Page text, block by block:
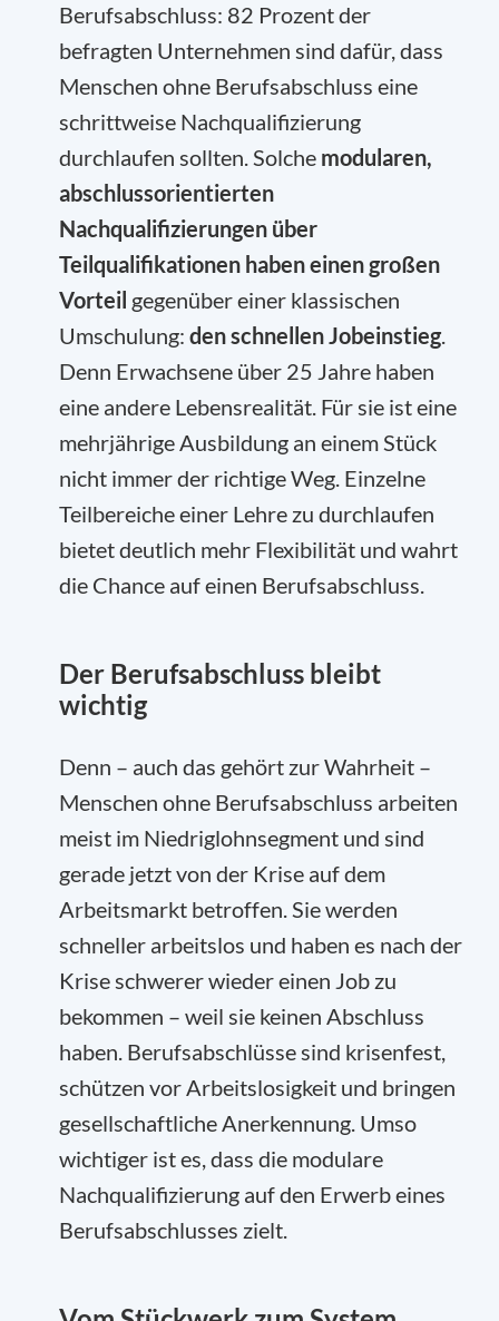
Berufsabschluss: 82 Prozent der
befragten Unternehmen sind dafür, dass
Menschen ohne Berufsabschluss eine
schrittweise Nachqualifizierung
durchlaufen sollten. Solche modularen,
abschlussorientierten
Nachqualifizierungen über
Teilqualifikationen haben einen großen
Vorteil gegenüber einer klassischen
Umschulung: den schnellen Jobeinstieg.
Denn Erwachsene über 25 Jahre haben
eine andere Lebensrealität. Für sie ist eine
mehrjährige Ausbildung an einem Stück
nicht immer der richtige Weg. Einzelne
Teilbereiche einer Lehre zu durchlaufen
bietet deutlich mehr Flexibilität und wahrt
die Chance auf einen Berufsabschluss.
Der Berufsabschluss bleibt
wichtig
Denn – auch das gehört zur Wahrheit –
Menschen ohne Berufsabschluss arbeiten
meist im Niedriglohnsegment und sind
gerade jetzt von der Krise auf dem
Arbeitsmarkt betroffen. Sie werden
schneller arbeitslos und haben es nach der
Krise schwerer wieder einen Job zu
bekommen – weil sie keinen Abschluss
haben. Berufsabschlüsse sind krisenfest,
schützen vor Arbeitslosigkeit und bringen
gesellschaftliche Anerkennung. Umso
wichtiger ist es, dass die modulare
Nachqualifizierung auf den Erwerb eines
Berufsabschlusses zielt.